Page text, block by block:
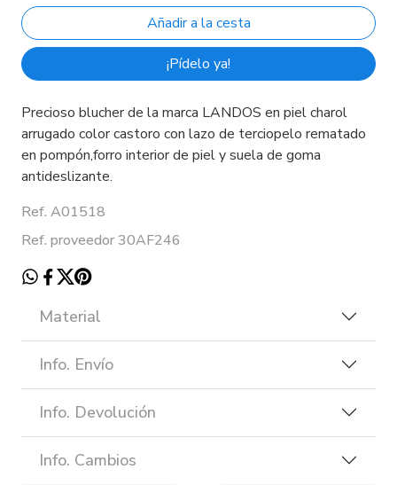
¡Pídelo ya!
Precioso blucher de la marca LANDOS en piel charol
arrugado color castoro con lazo de terciopelo rematado
en pompón,forro interior de piel y suela de goma
antideslizante.
Ref. A01518
Ref. proveedor 30AF246
Material
Info. Envío
Info. Devolución
Info. Cambios